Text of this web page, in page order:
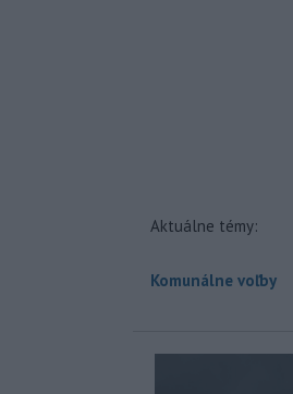
Aktuálne témy:
Komunálne voľby